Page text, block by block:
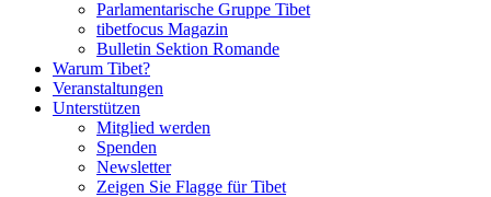
Parlamentarische Gruppe Tibet
tibetfocus Magazin
Bulletin Sektion Romande
Warum Tibet?
Veranstaltungen
Unterstützen
Mitglied werden
Spenden
Newsletter
Zeigen Sie Flagge für Tibet